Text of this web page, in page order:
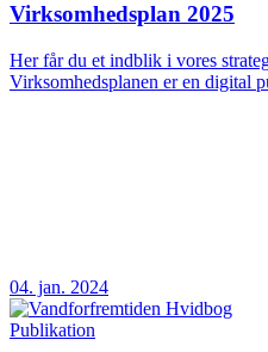
Virksomhedsplan 2025
Her får du et indblik i vores
Virksomhedsplanen er en digital
04. jan. 2024
Publikation